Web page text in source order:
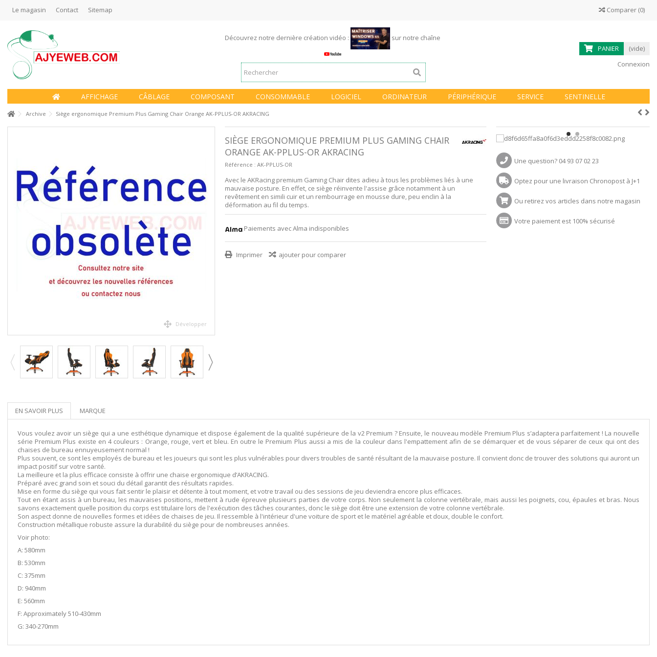
Le magasin Contact Sitemap Comparer (0)
Découvrez notre dernière création vidéo :
sur notre chaîne
PANIER
(vide)
Connexion
AFFICHAGE CÂBLAGE COMPOSANT CONSOMMABLE LOGICIEL ORDINATEUR PÉRIPHÉRIQUE SERVICE SENTINELLE
Archive Siège ergonomique Premium Plus Gaming Chair Orange AK-PPLUS-OR AKRACING
Développer
SIÈGE ERGONOMIQUE PREMIUM PLUS GAMING CHAIR
ORANGE AK-PPLUS-OR AKRACING
Référence : AK-PPLUS-OR
Avec le AKRacing premium Gaming Chair dites adieu à tous les problèmes liés à une
mauvaise posture. En effet, ce siège réinvente l'assise grâce notamment à un
revêtement en simili cuir et un rembourrage en mousse dure, peu enclin à la
déformation au fil du temps.
Paiements avec Alma indisponibles
Imprimer ajouter pour comparer
Une question? 04 93 07 02 23
Optez pour une livraison Chronopost à J+1
Ou retirez vos articles dans notre magasin
Votre paiement est 100% sécurisé
EN SAVOIR PLUS MARQUE
Vous voulez avoir un siège qui a une esthétique dynamique et dispose également de la qualité supérieure de la v2 Premium ? Ensuite, le nouveau modèle Premium Plus s’adaptera parfaitement ! La nouvelle
série Premium Plus existe en 4 couleurs : Orange, rouge, vert et bleu. En outre le Premium Plus aussi a mis de la couleur dans l'empattement afin de se démarquer et de vous séparer de ceux qui ont des
chaises de bureau ennuyeusement normal !
Plus souvent, ce sont les employés de bureau et les joueurs qui sont les plus vulnérables pour divers troubles de santé résultant de la mauvaise posture. Il convient donc de trouver des solutions qui auront un
impact positif sur votre santé.
La meilleure et la plus efficace consiste à offrir une chaise ergonomique d’AKRACING.
Préparé avec grand soin et souci du détail garantit des résultats rapides.
Mise en forme du siège qui vous fait sentir le plaisir et détente à tout moment, et votre travail ou des sessions de jeu deviendra encore plus efficaces.
Tout en étant assis à un bureau, les mauvaises positions, mettent à rude épreuve plusieurs parties de votre corps. Non seulement la colonne vertébrale, mais aussi les poignets, cou, épaules et bras. Nous
savons exactement quelle position du corps est titulaire lors de l'exécution des tâches courantes, donc le siège doit être une extension de votre colonne vertébrale.
Son aspect donne de nouvelles formes et idées de chaises de jeu. Il ressemble à l'intérieur d'une voiture de sport et le matériel agréable et doux, double le confort.
Construction métallique robuste assure la durabilité du siège pour de nombreuses années.
Voir photo:
A: 580mm
B: 530mm
C: 375mm
D: 940mm
E: 560mm
F: Approximately 510-430mm
G: 340-270mm